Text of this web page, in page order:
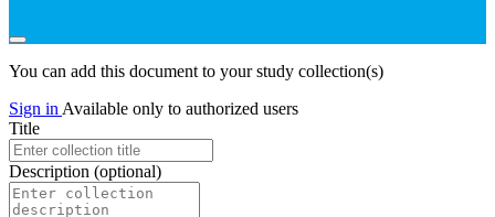
You can add this document to your study collection(s)
Sign in Available only to authorized users
Title
Description (optional)